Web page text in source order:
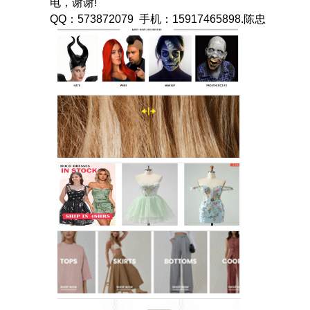
世界服装鞋帽网
电，谢谢!
QQ：573872079 手机：15917465898.陈忠